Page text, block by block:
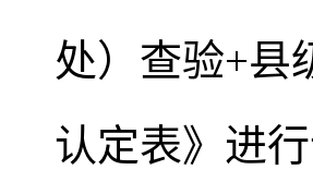
处）查验+县
认定表》进行